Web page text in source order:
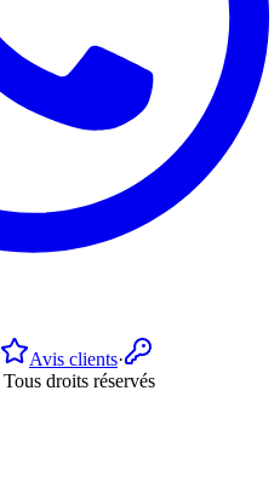
Avis clients·
Tous droits réservés